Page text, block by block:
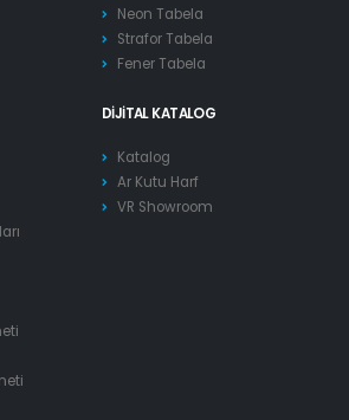
Neon Tabela
Strafor Tabela
Fener Tabela
DIJITAL KATALOG
Katalog
Ar Kutu Harf
VR Showroom